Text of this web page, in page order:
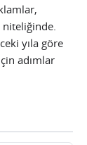
niteliğinde.
yıla göre
adımlar